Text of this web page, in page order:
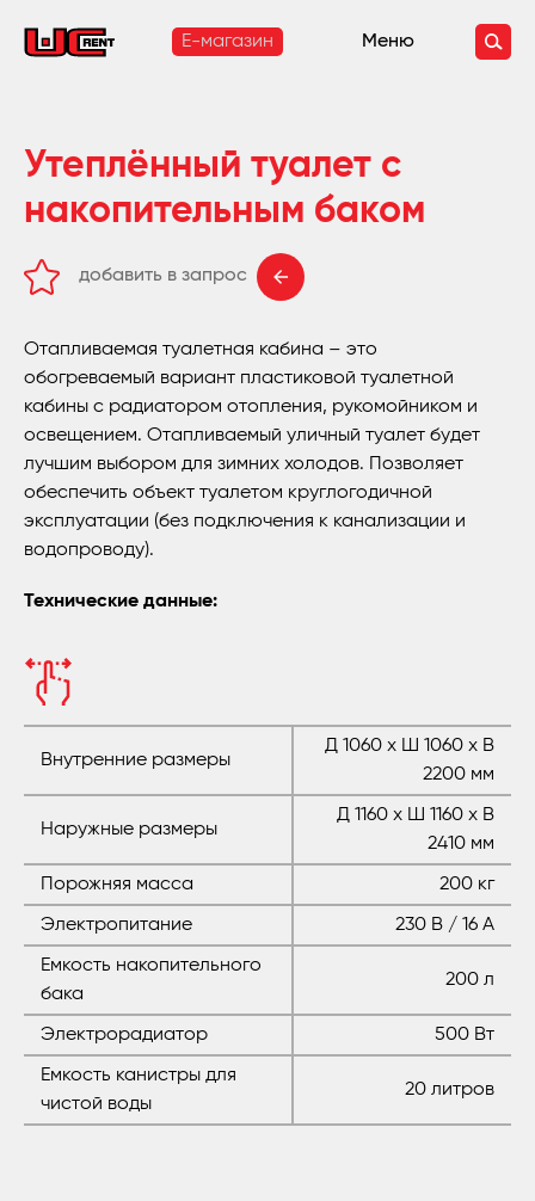
E-магазин Меню
Утеплённый туалет с
накопительным баком
добавить в запрос
Отапливаемая туалетная кабина – это
обогреваемый вариант пластиковой туалетной
кабины с радиатором отопления, рукомойником и
освещением. Отапливаемый уличный туалет будет
лучшим выбором для зимних холодов. Позволяет
обеспечить объект туалетом круглогодичной
эксплуатации (без подключения к канализации и
водопроводу).
Технические данные:
Внутренние размеры
Д 1060 x Ш 1060 x В
2200 мм
Наружные размеры
Д 1160 x Ш 1160 x В
2410 мм
Порожняя масса 200 кг
Электропитание 230 В / 16 А
Емкость накопительного
бака
200 л
Электрорадиатор 500 Вт
Емкость канистры для
чистой воды
20 литров